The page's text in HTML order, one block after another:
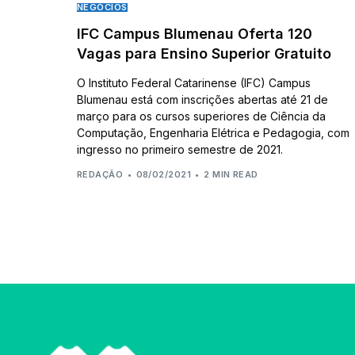
NEGÓCIOS
IFC Campus Blumenau Oferta 120
Vagas para Ensino Superior Gratuito
O Instituto Federal Catarinense (IFC) Campus
Blumenau está com inscrições abertas até 21 de
março para os cursos superiores de Ciência da
Computação, Engenharia Elétrica e Pedagogia, com
ingresso no primeiro semestre de 2021.
REDAÇÃO 08/02/2021 2 MIN READ